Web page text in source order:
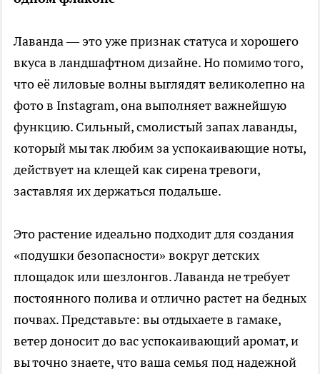
Лаванда — это уже признак статуса и хорошего
вкуса в ландшафтном дизайне. Но помимо того,
что её лиловые волны выглядят великолепно на
фото в Instagram, она выполняет важнейшую
функцию. Сильный, смолистый запах лаванды,
который мы так любим за успокаивающие ноты,
действует на клещей как сирена тревоги,
заставляя их держаться подальше.
Это растение идеально подходит для создания
«подушки безопасности» вокруг детских
площадок или шезлонгов. Лаванда не требует
постоянного полива и отлично растет на бедных
почвах. Представьте: вы отдыхаете в гамаке,
ветер доносит до вас успокаивающий аромат, и
вы точно знаете, что ваша семья под надежной